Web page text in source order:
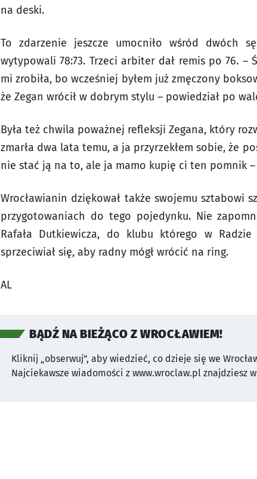
na deski.
To zdarzenie jeszcze umocniło wśród dwóch
wytypowali 78:73. Trzeci arbiter dał remis po 76.
mi zrobiła, bo wcześniej byłem już zmęczony
że Zegan wrócił w dobrym stylu – powiedział po
Była też chwila poważnej refleksji Zegana, który
zmarła dwa lata temu, a ja przyrzekłem sobie, że
nie stać ją na to, ale ja mamo kupię ci ten pomnik –
Wrocławianin dziękował także swojemu
przygotowaniach do tego pojedynku. Nie
Rafała Dutkiewicza, do klubu którego w
sprzeciwiał się, aby radny mógł wrócić na ring.
AL
BĄDŹ NA BIEŻĄCO Z WROCŁAWIEM!
Kliknij „obserwuj”, aby wiedzieć, co dzieje się we
Najciekawsze wiadomości z www.wroclaw.pl znajdziesz w